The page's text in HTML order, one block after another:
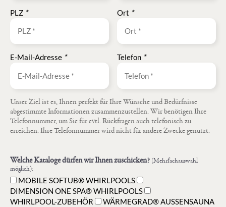
PLZ * Ort *
E-Mail-Adresse * Telefon *
Unser Ziel ist es, Ihnen perfekt für Ihre Wünsche und Bedürfnisse
abgestimmte Informationen zusammenzustellen. Wir benötigen Ihre
Telefonnummer, um Sie für evtl. Rückfragen auch telefonisch zu
erreichen. Ihre Telefonnummer wird nicht für andere Zwecke genutzt.
Welche Kataloge dürfen wir Ihnen zuschicken? (Mehrfachauswahl
möglich):
MOBILE SOFTUB® WHIRLPOOLS
DIMENSION ONE SPA® WHIRLPOOLS
WHIRLPOOL-ZUBEHÖR
WÄRMEGRAD® AUSSENSAUNA